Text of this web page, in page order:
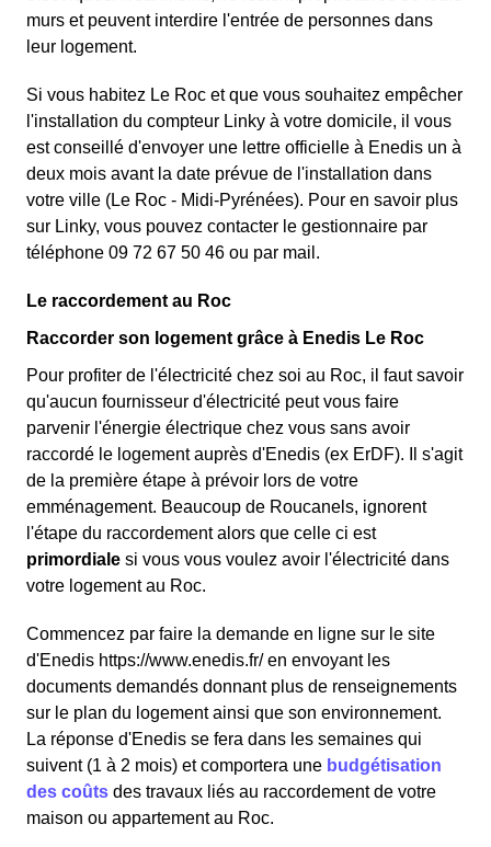
murs et peuvent interdire l'entrée de personnes dans
leur logement.
Si vous habitez Le Roc et que vous souhaitez empêcher
l'installation du compteur Linky à votre domicile, il vous
est conseillé d'envoyer une lettre officielle à Enedis un à
deux mois avant la date prévue de l'installation dans
votre ville (Le Roc - Midi-Pyrénées). Pour en savoir plus
sur Linky, vous pouvez contacter le gestionnaire par
téléphone 09 72 67 50 46 ou par mail.
Le raccordement au Roc
Raccorder son logement grâce à Enedis Le Roc
Pour profiter de l'électricité chez soi au Roc, il faut savoir
qu'aucun fournisseur d'électricité peut vous faire
parvenir l'énergie électrique chez vous sans avoir
raccordé le logement auprès d'Enedis (ex ErDF). Il s'agit
de la première étape à prévoir lors de votre
emménagement. Beaucoup de Roucanels, ignorent
l'étape du raccordement alors que celle ci est
primordiale si vous vous voulez avoir l'électricité dans
votre logement au Roc.
Commencez par faire la demande en ligne sur le site
d'Enedis https://www.enedis.fr/ en envoyant les
documents demandés donnant plus de renseignements
sur le plan du logement ainsi que son environnement.
La réponse d'Enedis se fera dans les semaines qui
suivent (1 à 2 mois) et comportera une budgétisation
des coûts des travaux liés au raccordement de votre
maison ou appartement au Roc.